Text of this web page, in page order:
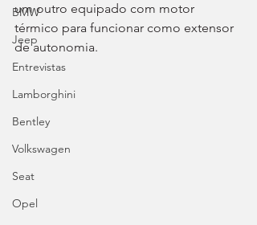
BMW
Jeep
Entrevistas
Lamborghini
Bentley
Volkswagen
Seat
Opel
um outro equipado com motor
térmico para funcionar como extensor
de autonomia.